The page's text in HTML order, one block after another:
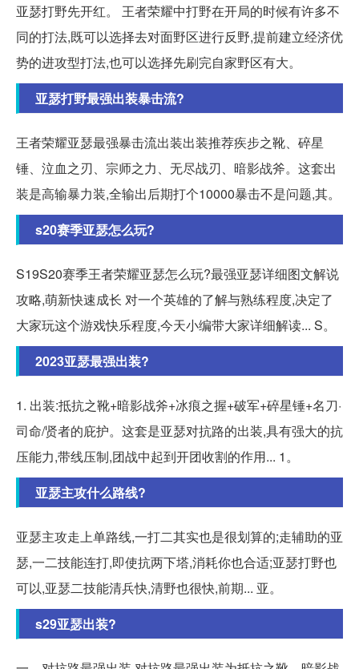
亚瑟打野先开红。 王者荣耀中打野在开局的时候有许多不
同的打法,既可以选择去对面野区进行反野,提前建立经济优
势的进攻型打法,也可以选择先刷完自家野区有大。
亚瑟打野最强出装暴击流?
王者荣耀亚瑟最强暴击流出装出装推荐疾步之靴、碎星
锤、泣血之刃、宗师之力、无尽战刃、暗影战斧。这套出
装是高输暴力装,全输出后期打个10000暴击不是问题,其。
s20赛季亚瑟怎么玩?
S19S20赛季王者荣耀亚瑟怎么玩?最强亚瑟详细图文解说
攻略,萌新快速成长 对一个英雄的了解与熟练程度,决定了
大家玩这个游戏快乐程度,今天小编带大家详细解读... S。
2023亚瑟最强出装?
1. 出装:抵抗之靴+暗影战斧+冰痕之握+破军+碎星锤+名刀·
司命/贤者的庇护。这套是亚瑟对抗路的出装,具有强大的抗
压能力,带线压制,团战中起到开团收割的作用... 1。
亚瑟主攻什么路线?
亚瑟主攻走上单路线,一打二其实也是很划算的;走辅助的亚
瑟,一二技能连打,即使抗两下塔,消耗你也合适;亚瑟打野也
可以,亚瑟二技能清兵快,清野也很快,前期... 亚。
s29亚瑟出装?